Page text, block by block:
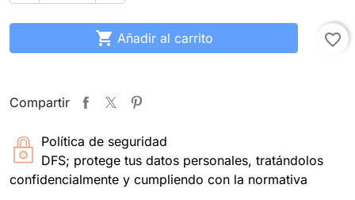
 Añadir al carrito favorite_border
Compartir
Política de seguridad
DFS; protege tus datos personales, tratándolos
confidencialmente y cumpliendo con la normativa